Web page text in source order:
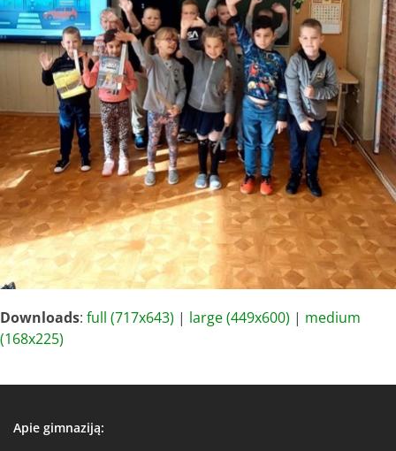
Downloads: full (717x643) | large (449x600) | medium
(168x225)
Apie gimnaziją: